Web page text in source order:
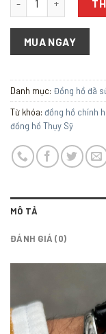
MUA NGAY
Danh mục: Đồng hồ đã
Từ khóa: đồng hồ chính
đồng hồ Thụy Sỹ
MÔ TẢ
ĐÁNH GIÁ (0)